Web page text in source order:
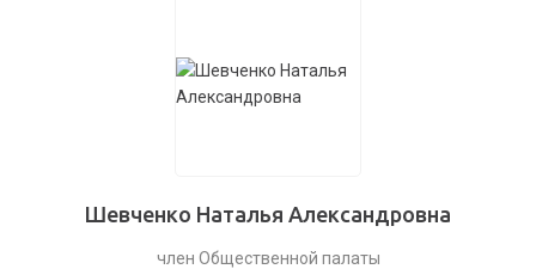
Шевченко Наталья Александровна
член Общественной палаты